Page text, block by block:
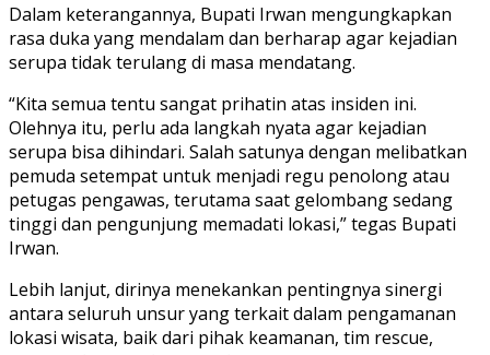
Dalam keterangannya, Bupati Irwan mengungkapkan
rasa duka yang mendalam dan berharap agar kejadian
serupa tidak terulang di masa mendatang.
“Kita semua tentu sangat prihatin atas insiden ini.
Olehnya itu, perlu ada langkah nyata agar kejadian
serupa bisa dihindari. Salah satunya dengan melibatkan
pemuda setempat untuk menjadi regu penolong atau
petugas pengawas, terutama saat gelombang sedang
tinggi dan pengunjung memadati lokasi,” tegas Bupati
Irwan.
Lebih lanjut, dirinya menekankan pentingnya sinergi
antara seluruh unsur yang terkait dalam pengamanan
lokasi wisata, baik dari pihak keamanan, tim rescue,